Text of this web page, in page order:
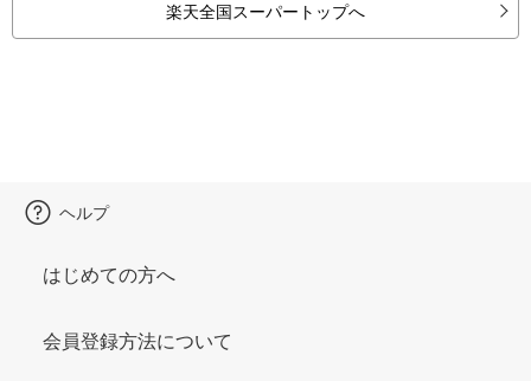
楽天全国スーパートップへ
ヘルプ
はじめての方へ
会員登録方法について